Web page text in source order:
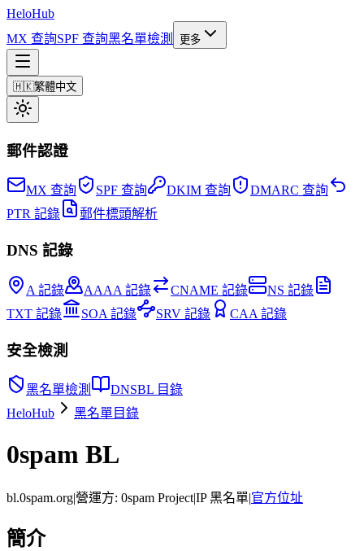
HeloHub
MX 查詢SPF 查詢黑名單檢測 更多
🇭🇰繁體中文
郵件認證
MX 查詢 SPF 查詢 DKIM 查詢
DMARC 查詢
PTR 記錄
郵件標頭解析
DNS 記錄
A 記錄 AAAA 記錄 CNAME 記錄
NS 記錄
TXT 記錄
SOA 記錄 SRV 記錄 CAA 記錄
安全檢測
黑名單檢測
DNSBL 目錄
HeloHub
黑名單目錄
0spam BL
bl.0spam.org|營運方: 0spam Project|IP 黑名單|官方位址
簡介